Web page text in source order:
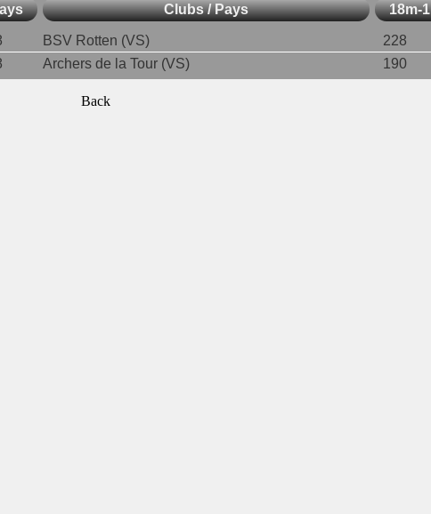
Clubs / Pays 18m-1
BSV Rotten (VS) 228
Archers de la Tour (VS) 190
Back